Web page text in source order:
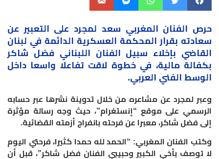
حرص الفنان المغربي سعد لمجرد على التعبير عن
سعادته بقرار
المحكمة العسكرية الدائمة في لبنان
القاضي بإخلاء سبيل الفنان اللبناني فضل شاكر
بكفالة مالية، في خطوة
لاقت تفاعلا واسعا داخل
الوسط الفني العربي.
وعبر لمجرد عن مشاعره من خلال تدوينة نشرها عبر حسابه
الرسمي على موقع “إنستغرام”، حيث وجه رسالة مؤثرة
إلى فضل شاكر، معبرا عن فرحته بانفراج أزمته القضائية.
وكتب الفنان المغربي: “الحمد لله حمدا كثيرا، فرحتي اليوم
لا توصف بأخي الكبير وحبيبي الفنان فضل شاكر”، قبل أن